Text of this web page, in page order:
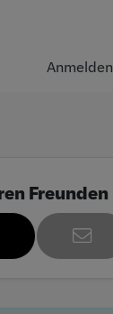
Anmelden
Freunden